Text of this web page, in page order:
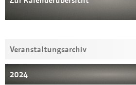
Veranstaltungsarchiv
2024